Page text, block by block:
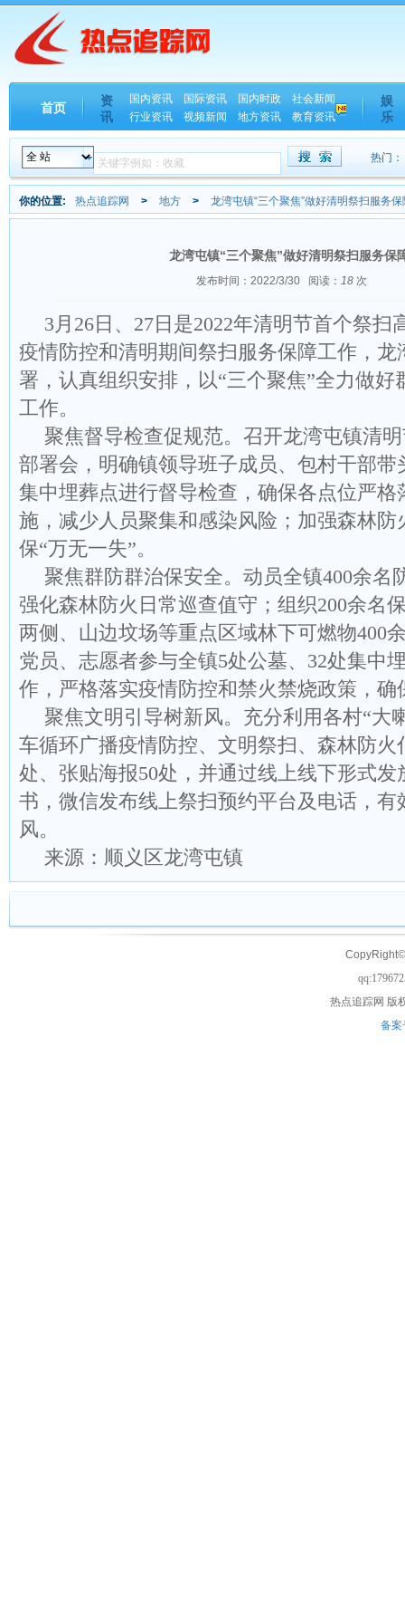
首页
资
讯
国内资讯 国际资讯 国内时政
社会新闻
行业资讯
视频新闻 地方资讯 教育资讯
娱
乐
热门：
你的位置: 热点追踪网 > 地方 > 龙湾屯镇“三个聚焦”做好清明祭扫服务保
龙湾屯镇“三个聚焦”做好清明祭扫服务保
发布时间：2022/3/30 阅读： 18次
3月26日、27日是2022年清明节首个祭扫
疫情防控和清明期间祭扫服务保障工作，龙
署，认真组织安排，以“三个聚焦”全力做好
工作。
聚焦督导检查促规范。召开龙湾屯镇清
部署会，明确镇领导班子成员、包村干部带
集中埋葬点进行督导检查，确保各点位严格
施，减少人员聚集和感染风险；加强森林防
保“万无一失”。
聚焦群防群治保安全。动员全镇400余名
强化森林防火日常巡查值守；组织200余名
两侧、山边坟场等重点区域林下可燃物400
党员、志愿者参与全镇5处公墓、32处集中
作，严格落实疫情防控和禁火禁烧政策，确
聚焦文明引导树新风。充分利用各村“大
车循环广播疫情防控、文明祭扫、森林防火
处、张贴海报50处，并通过线上线下形式发
书，微信发布线上祭扫预约平台及电话，有
风。
来源：顺义区龙湾屯镇
热点追踪网 版
备案